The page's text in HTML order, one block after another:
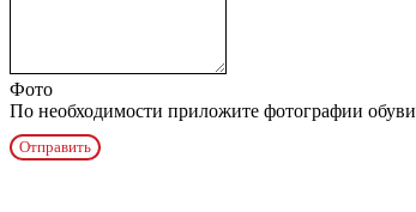
Фото
По необходимости приложите фотографии обуви
Отправить